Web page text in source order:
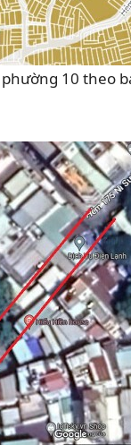
10 theo